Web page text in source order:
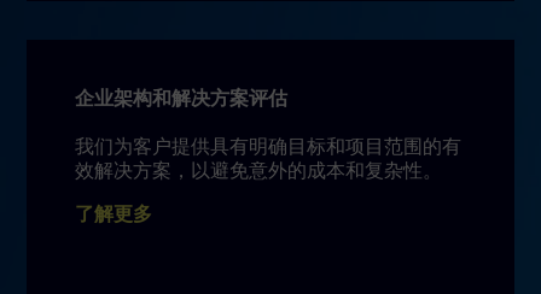
企业架构和解决方案评估
我们为客户提供具有明确目标和项目范围的有
效解决方案，以避免意外的成本和复杂性。
了解更多